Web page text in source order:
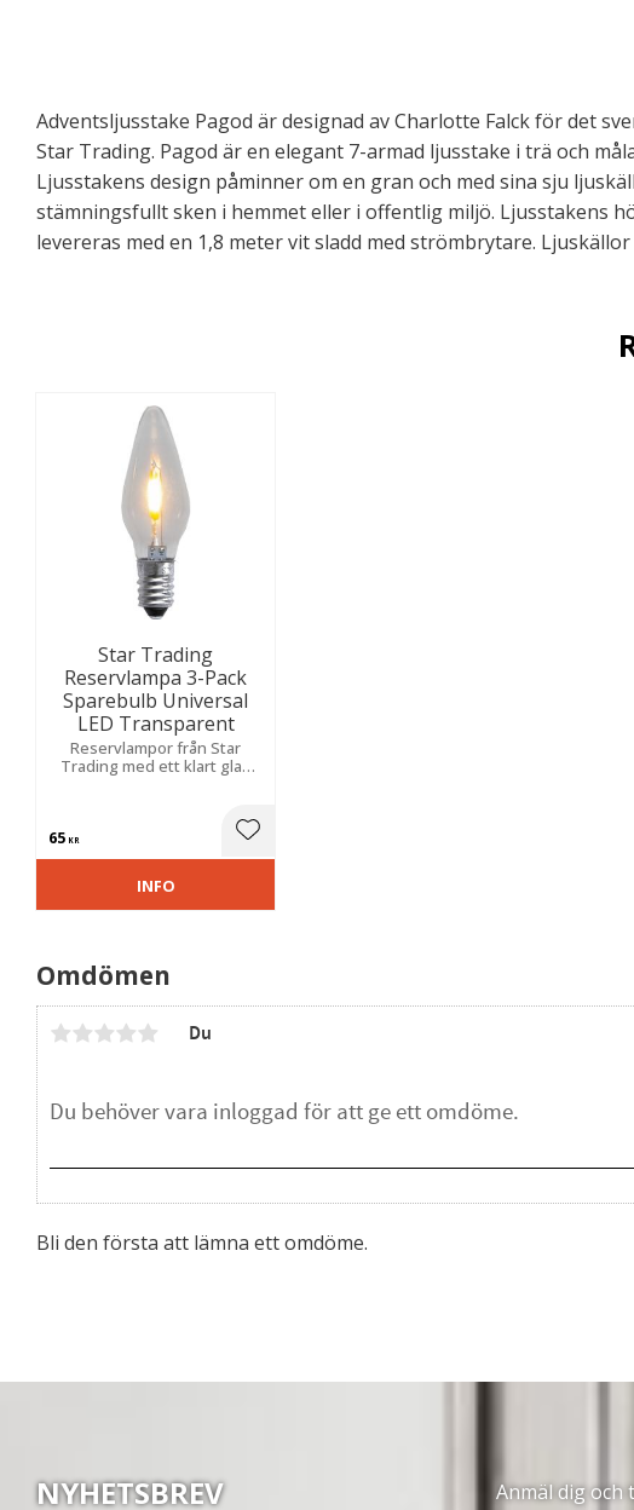
Adventsljusstake Pagod är designad av Charlotte Falck för det
Star Trading. Pagod är en elegant 7-armad ljusstake i trä och
Ljusstakens design påminner om en gran och med sina sju
stämningsfullt sken i hemmet eller i offentlig miljö. Ljusstakens
levereras med en 1,8 meter vit sladd med strömbrytare.
Omdömen
Du
Bli den första att lämna ett omdöme.
Star Trading
Reservlampa 3-Pack
Sparebulb Universal
LED Transparent
Reservlampor från Star
Trading med ett klart glas
till 4-10 armade ljusstakar.
65 KR Lägg till i favoriter
INFO
NYHETSBREV Anmäl dig och